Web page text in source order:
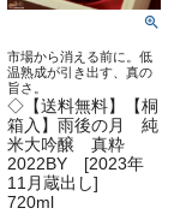
市場から消える前に。低
温熟成が引き出す、真の
旨さ。
◇【送料無料】【桐
箱入】雨後の月 純
米大吟醸 真粋
2022BY [2023年
11月蔵出し]
720ml